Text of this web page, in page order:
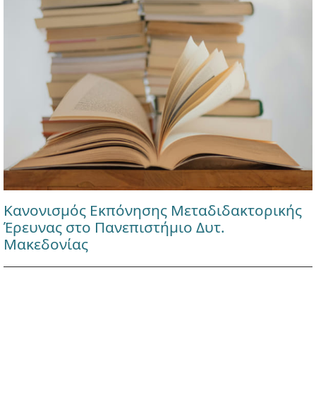
Κανονισμός Εκπόνησης Μεταδιδακτορικής
Έρευνας στο Πανεπιστήμιο Δυτ.
Μακεδονίας